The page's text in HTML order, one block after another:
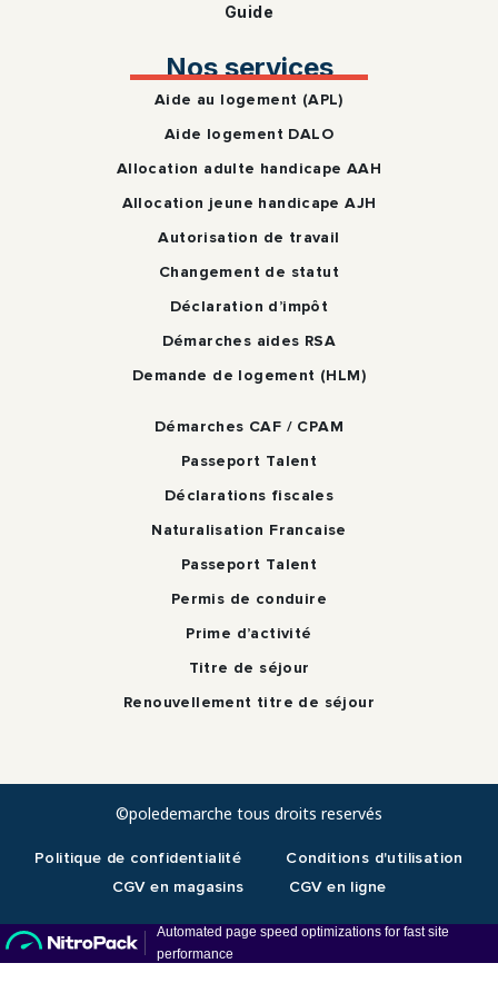
Guide
Nos services
Aide au logement (APL)
Aide logement DALO
Allocation adulte handicape AAH
Allocation jeune handicape AJH
Autorisation de travail
Changement de statut
Déclaration d’impôt
Démarches aides RSA
Demande de logement (HLM)
Démarches CAF / CPAM
Passeport Talent
Déclarations fiscales
Naturalisation Francaise
Passeport Talent
Permis de conduire
Prime d’activité
Titre de séjour
Renouvellement titre de séjour
©poledemarche tous droits reservés
Politique de confidentialité
Conditions d'utilisation
CGV en magasins
CGV en ligne